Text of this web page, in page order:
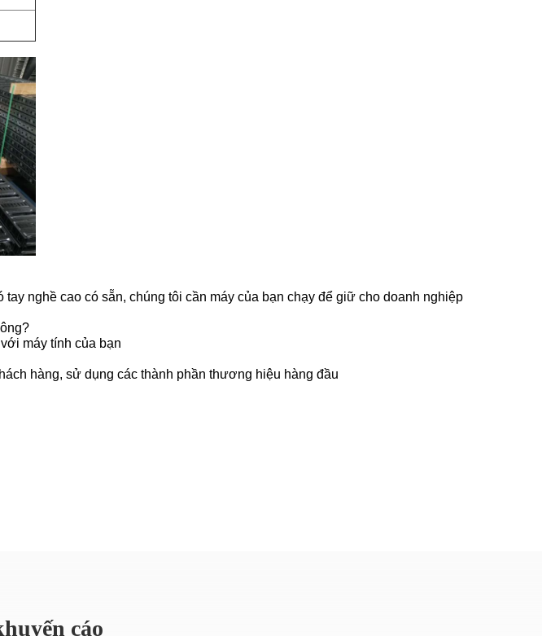
nghề cao có sẵn, chúng tôi cần máy của bạn chạy để giữ cho doanh nghiệp
máy tính của bạn
hàng, sử dụng các thành phần thương hiệu hàng đầu
cáo